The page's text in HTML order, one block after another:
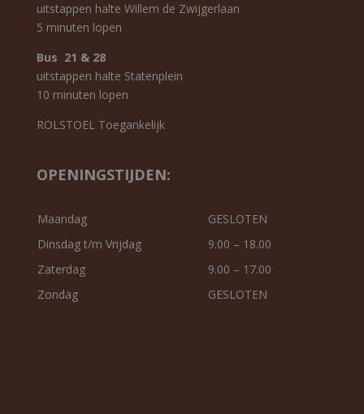
uitstappen halte Willem de Zwijgerlaan
5 minuten lopen
Bus 21 & 28
uitstappen halte Statenplein
10 minuten lopen
ROLSTOEL Toegankelijk
OPENINGSTIJDEN:
Maandag
GESLOTEN
Dinsdag t/m Vrijdag
9.00 – 18.00
Zaterdag
9.00 – 17.00
Zondag
GESLOTEN